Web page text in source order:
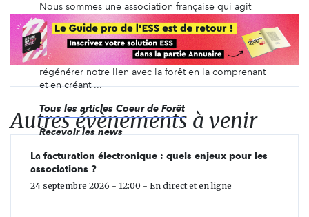
Nous sommes une association française qui agit
pour la justice environnementale et sociale en
refondant l’équilibre précieux entre forêts et
humains. Pour protéger les forêts et vivre en
harmonie, nous œuvrons depuis plus de 15 ans à
régénérer notre lien avec la forêt en la comprenant
et en créant ...
Tous les articles Coeur de Forêt
Recevoir les news
Autres évènements à venir
La facturation électronique : quels enjeux pour les
associations ?
24 septembre 2026 - 12:00 - En direct et en ligne